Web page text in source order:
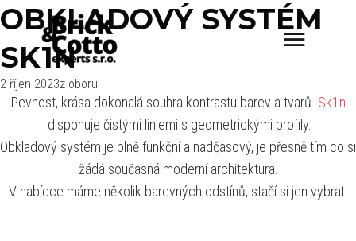
OBKLADOVÝ SYSTÉM
SK1N
2 říjen 2023z oboru
Pevnost, krása dokonalá souhra kontrastu barev a tvarů. Sk1n
disponuje čistými liniemi s geometrickými profily.
Obkladový systém je plně funkční a nadčasový, je přesně tím co si
žádá současná moderní architektura.
V nabídce máme několik barevných odstínů, stačí si jen vybrat.